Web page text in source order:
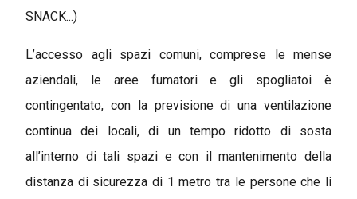
SNACK...)
L’accesso agli spazi comuni, comprese le mense
aziendali, le aree fumatori e gli spogliatoi è
contingentato, con la previsione di una ventilazione
continua dei locali, di un tempo ridotto di sosta
all’interno di tali spazi e con il mantenimento della
distanza di sicurezza di 1 metro tra le persone che li